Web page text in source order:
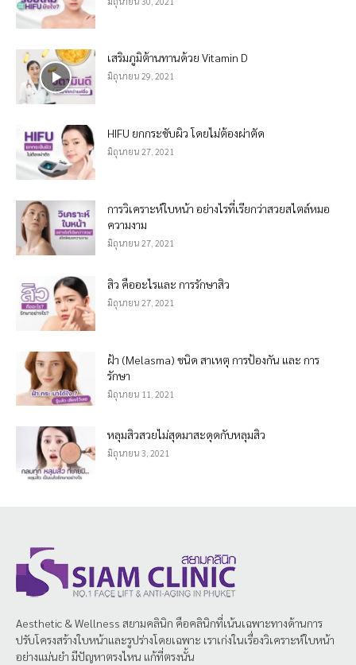
เสริมภูมิต้านทานด้วย Vitamin D
มิถุนายน 29, 2021
HIFU ยกกระชับผิว โดยไม่ต้องผ่าตัด
มิถุนายน 27, 2021
การวิเคราะห์ใบหน้า อย่างไรที่เรียกว่าสวยสไตล์หมอ
ความงาม
มิถุนายน 27, 2021
สิว คืออะไรและ การรักษาสิว
มิถุนายน 27, 2021
ฝ้า (Melasma) ชนิด สาเหตุ การป้องกัน และ การ
รักษา
มิถุนายน 11, 2021
หลุมสิวสวยไม่สุดมาสะดุดกับหลุมสิว
มิถุนายน 3, 2021
Aesthetic & Wellness สยามคลินิก คือคลินิกที่เน้นเฉพาะทางด้านการ
ปรับโครงสร้างใบหน้าและรูปร่างโดยเฉพาะ เราเก่งในเรื่องวิเคราะห์ใบหน้า
อย่างแม่นยำ มีปัญหาตรงไหน แก้ที่ตรงนั้น